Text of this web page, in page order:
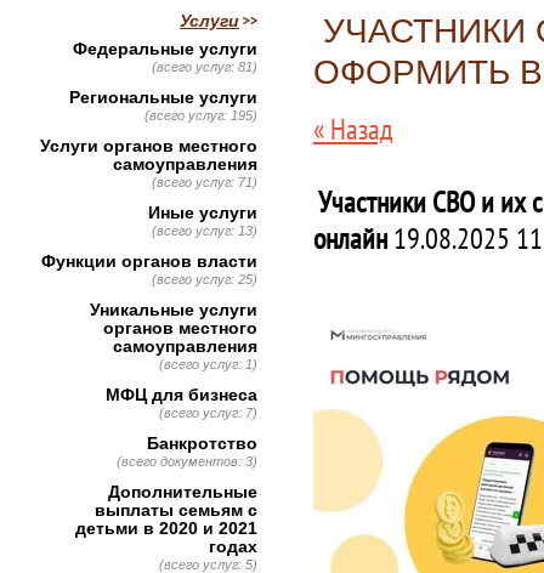
УЧАСТНИКИ
ОФОРМИТЬ
« Назад
Участники СВО и их
онлайн19.08.2025
Услуги
Федеральные услуги
(всего услуг: 81)
Региональные услуги
(всего услуг: 195)
Услуги органов местного
самоуправления
(всего услуг: 71)
Иные услуги
(всего услуг: 13)
Функции органов власти
(всего услуг: 25)
Уникальные услуги
органов местного
самоуправления
(всего услуг: 1)
МФЦ для бизнеса
(всего услуг: 7)
Банкротство
(всего документов: 3)
Дополнительные
выплаты семьям с
детьми в 2020 и 2021
годах
(всего услуг: 5)